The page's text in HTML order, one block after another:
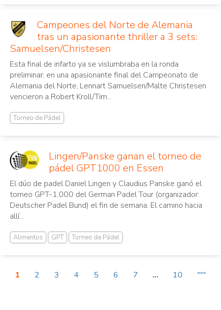
Campeones del Norte de Alemania
tras un apasionante thriller a 3 sets:
Samuelsen/Christesen
Esta final de infarto ya se vislumbraba en la ronda
preliminar: en una apasionante final del Campeonato de
Alemania del Norte, Lennart Samuelsen/Malte Christesen
vencieron a Robert Kroll/Tim...
Torneo de Pádel
Lingen/Panske ganan el torneo de
pádel GPT1000 en Essen
El dúo de padel Daniel Lingen y Claudius Panske ganó el
torneo GPT-1.000 del German Padel Tour (organizador:
Deutscher Padel Bund) el fin de semana. El camino hacia
allí...
Alimentos GPT Torneo de Pádel
1 2 3 4 5 6 7 ... 10 """